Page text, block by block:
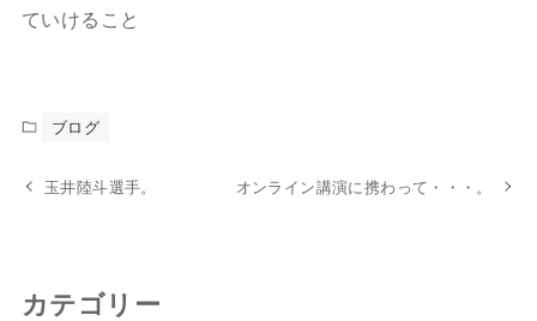
ていけること
ブログ
玉井陸斗選手。 オンライン講演に携わって・・・。
カテゴリー